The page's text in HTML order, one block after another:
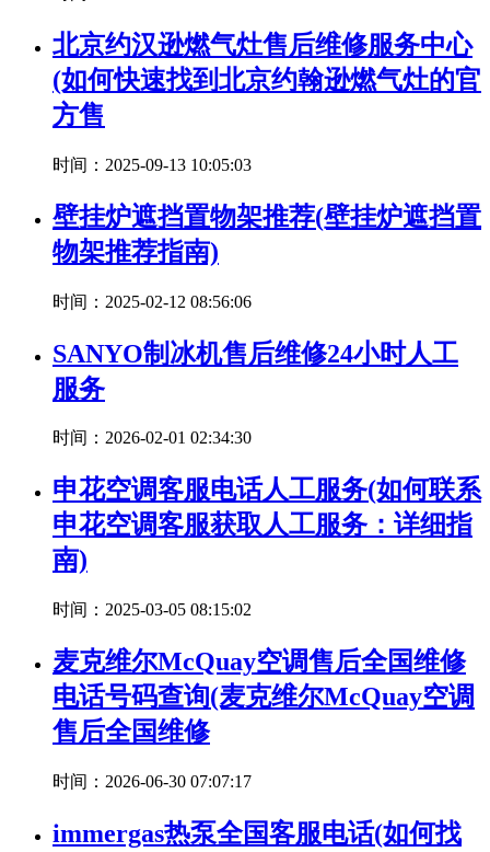
北京约汉逊燃气灶售后维修服务中心
(如何快速找到北京约翰逊燃气灶的官
方售
时间：2025-09-13 10:05:03
壁挂炉遮挡置物架推荐(壁挂炉遮挡置
物架推荐指南)
时间：2025-02-12 08:56:06
SANYO制冰机售后维修24小时人工
服务
时间：2026-02-01 02:34:30
申花空调客服电话人工服务(如何联系
申花空调客服获取人工服务：详细指
南)
时间：2025-03-05 08:15:02
麦克维尔McQuay空调售后全国维修
电话号码查询(麦克维尔McQuay空调
售后全国维修
时间：2026-06-30 07:07:17
immergas热泵全国客服电话(如何找